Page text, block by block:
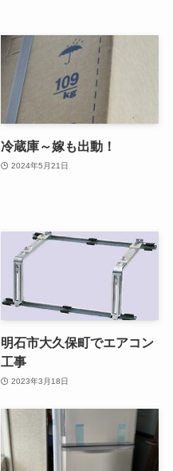
冷蔵庫～嫁も出動！
2024年5月21日
明石市大久保町でエアコン
工事
2023年3月18日